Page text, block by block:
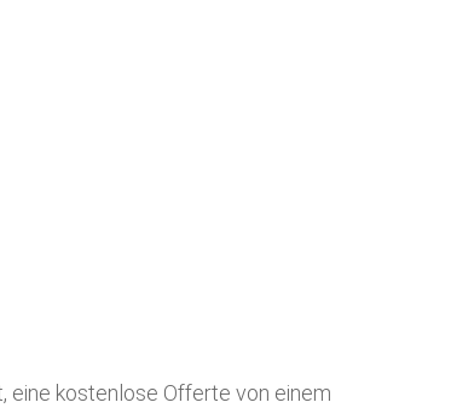
eine kostenlose Offerte von einem